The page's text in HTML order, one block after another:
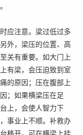
应注意。梁过低过多
外，梁压的位置、高
关有重要。如大门上
有梁，会压迫致到室
的原因；压在腹部上
；如果横梁压在足
上，会使人智力下
事业上不顺。补救办